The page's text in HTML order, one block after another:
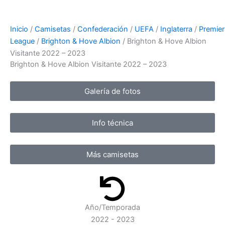
Inicio / Camisetas / Confederación / UEFA / Inglaterra / Premier
League / Brighton & Hove Albion / Brighton & Hove Albion
Visitante 2022 – 2023
Brighton & Hove Albion Visitante 2022 – 2023
Galería de fotos
Info técnica
Más camisetas
Año/Temporada
2022 - 2023